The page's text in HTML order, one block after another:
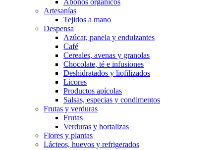
Abonos orgánicos
Artesanías
Tejidos a mano
Despensa
Azúcar, panela y endulzantes
Café
Cereales, avenas y granolas
Chocolate, té e infusiones
Deshidratados y liofilizados
Licores
Productos apícolas
Salsas, especias y condimentos
Frutas y verduras
Frutas
Verduras y hortalizas
Flores y plantas
Lácteos, huevos y refrigerados